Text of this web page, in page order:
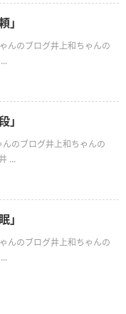
」
んのブログ井上和ちゃんの
」
のブログ井上和ちゃんの
...
」
んのブログ井上和ちゃんの